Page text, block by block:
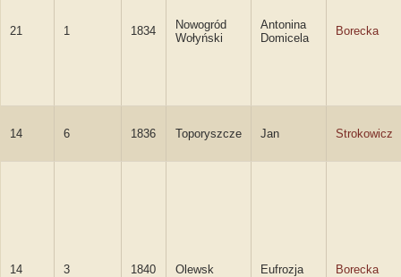
21 1 1834
Nowogród
Wołyński
Antonina
Domicela
Borecka
14 6 1836 Toporyszcze Jan Strokowicz
14 3 1840 Olewsk Eufrozja Borecka